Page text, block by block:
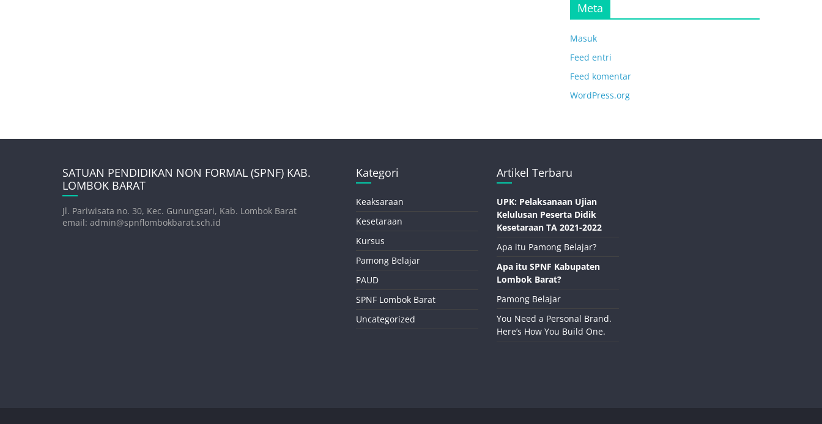
Meta
Masuk
Feed entri
Feed komentar
WordPress.org
SATUAN PENDIDIKAN NON FORMAL (SPNF) KAB.
LOMBOK BARAT
Jl. Pariwisata no. 30, Kec. Gunungsari, Kab. Lombok Barat
email: admin@spnflombokbarat.sch.id
Kategori
Keaksaraan
Kesetaraan
Kursus
Pamong Belajar
PAUD
SPNF Lombok Barat
Uncategorized
Artikel Terbaru
UPK: Pelaksanaan Ujian
Kelulusan Peserta Didik
Kesetaraan TA 2021-2022
Apa itu Pamong Belajar?
Apa itu SPNF Kabupaten
Lombok Barat?
Pamong Belajar
You Need a Personal Brand.
Here’s How You Build One.